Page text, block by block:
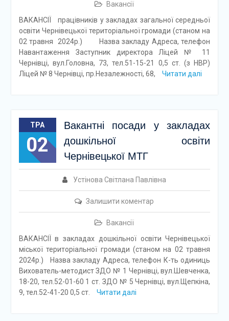
Вакансії
ВАКАНСІЇ працівників у закладах загальної середньої
освіти Чернівецької територіальної громади (станом на
02 травня 2024р.) Назва закладу Адреса, телефон
Навантаження Заступник директора Ліцей № 11
Чернівці, вул.Головна, 73, тел.51-15-21 0,5 ст. (з НВР)
Ліцей № 8 Чернівці, пр.Незалежності, 68,
Читати далі
ТРА
02
Вакантні посади у закладах
дошкільної освіти
Чернівецької МТГ
Устінова Світлана Павлівна
Залишити коментар
Вакансії
ВАКАНСІЇ в закладах дошкільної освіти Чернівецької
міської територіальної громади (станом на 02 травня
2024р.) Назва закладу Адреса, телефон К-ть одиниць
Вихователь-методист ЗДО № 1 Чернівці, вул.Шевченка,
18-20, тел.52-01-60 1 ст. ЗДО № 5 Чернівці, вул.Щепкіна,
9, тел.52-41-20 0,5 ст.
Читати далі